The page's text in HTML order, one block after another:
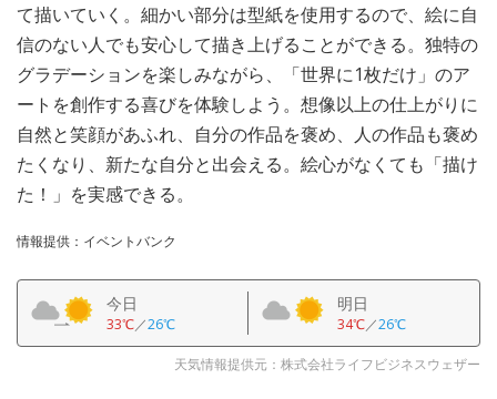
て描いていく。細かい部分は型紙を使用するので、絵に自
信のない人でも安心して描き上げることができる。独特の
グラデーションを楽しみながら、「世界に1枚だけ」のア
ートを創作する喜びを体験しよう。想像以上の仕上がりに
自然と笑顔があふれ、自分の作品を褒め、人の作品も褒め
たくなり、新たな自分と出会える。絵心がなくても「描け
た！」を実感できる。
情報提供：イベントバンク
今日
33℃／26℃
明日
34℃／26℃
天気情報提供元：株式会社ライフビジネスウェザー